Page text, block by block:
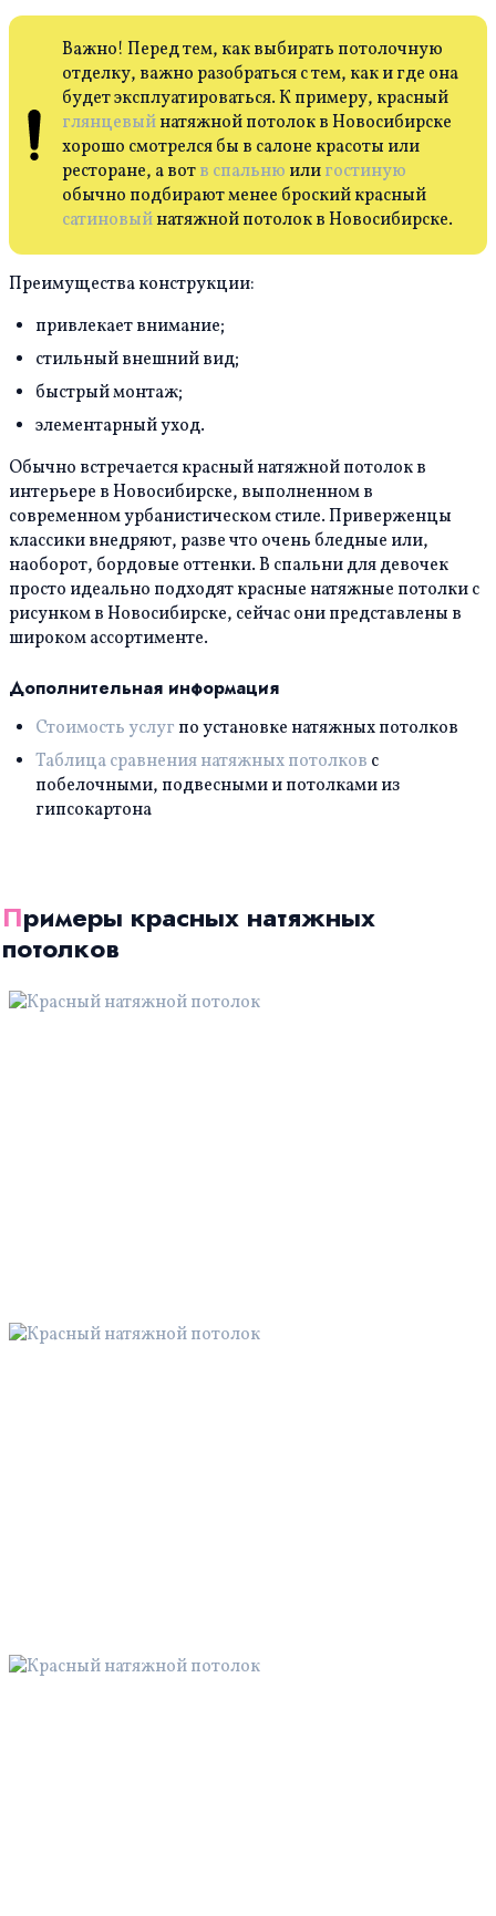
Важно! Перед тем, как выбирать потолочную
отделку, важно разобраться с тем, как и где она
будет эксплуатироваться. К примеру, красный
глянцевыйнатяжной потолок в Новосибирске
хорошо смотрелся бы в салоне красоты или
ресторане, а вотв спальню илигостиную
обычно подбирают менее броский красный
сатиновыйнатяжной потолок в Новосибирске.
Преимущества конструкции:
привлекает внимание;
стильный внешний вид;
быстрый монтаж;
элементарный уход.
Обычно встречается красный натяжной потолок в
интерьере в Новосибирске, выполненном в
современном урбанистическом стиле. Приверженцы
классики внедряют, разве что очень бледные или,
наоборот, бордовые оттенки. В спальни для девочек
просто идеально подходят красные натяжные потолки с
рисунком в Новосибирске, сейчас они представлены в
широком ассортименте.
Дополнительная информация
Стоимость услуг по установке натяжных потолков
Таблица сравнения натяжных потолков с
побелочными, подвесными и потолками из
гипсокартона
Примеры красных натяжных
потолков